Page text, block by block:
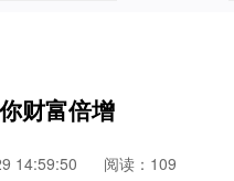
财富倍增
14:59:50 阅读：109